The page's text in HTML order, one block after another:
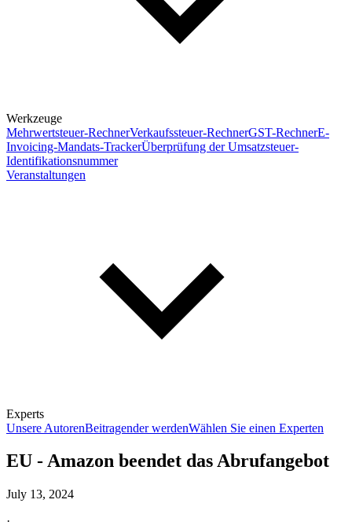
Werkzeuge
Mehrwertsteuer-RechnerVerkaufssteuer-RechnerGST-RechnerE-
Invoicing-Mandats-TrackerÜberprüfung der Umsatzsteuer-
Identifikationsnummer
Veranstaltungen
Experts
Unsere AutorenBeitragender werdenWählen Sie einen Experten
EU - Amazon beendet das Abrufangebot
July 13, 2024
·